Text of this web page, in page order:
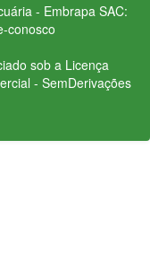
- Embrapa SAC:
conosco
sob a Licença
- SemDerivações